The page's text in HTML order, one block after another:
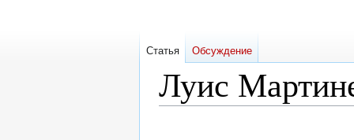
Луис
Статья Обсуждение